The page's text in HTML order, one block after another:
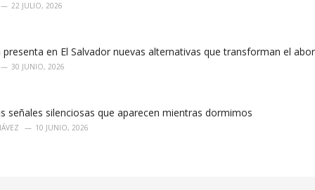
22 JULIO, 2026
presenta en El Salvador nuevas alternativas que transforman el
30 JUNIO, 2026
señales silenciosas que aparecen mientras dormimos
10 JUNIO, 2026